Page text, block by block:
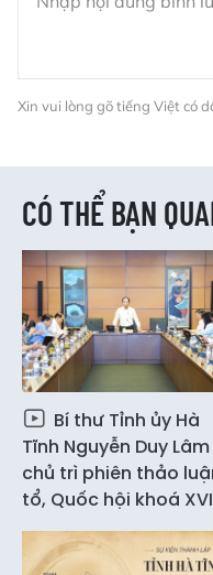
Xin vui lòng gõ tiếng Việt có
CÓ THỂ BẠN
Bí thư Tỉnh ủy Hà
Tĩnh Nguyễn Duy Lâm
chủ trì phiên thảo
tổ, Quốc hội khoá XVI